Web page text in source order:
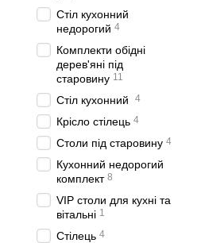
Стіл кухонний
недорогий 4
Комплекти обідні
дерев'яні під
старовину 11
Стіл кухонний 4
Крісло стілець 4
Столи під старовину 4
Кухонний недорогий
комплект 8
VIP столи для кухні та
вітальні 1
Стілець 4